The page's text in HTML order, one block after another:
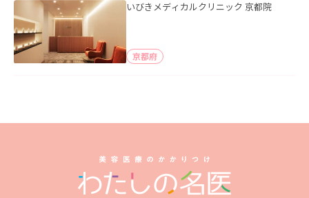
いびきメディカルクリニック 京都院
京都府